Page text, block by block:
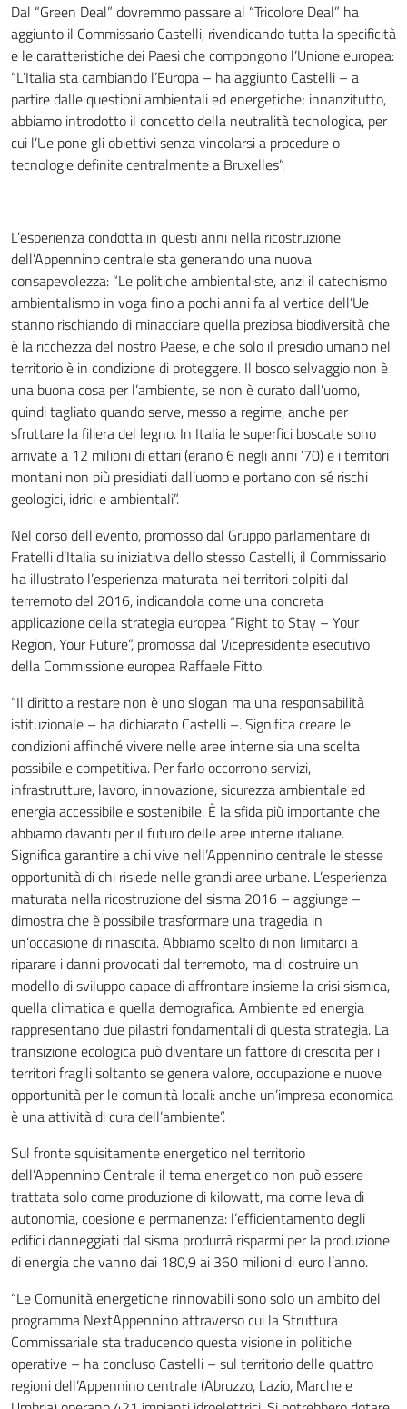
Dal “Green Deal” dovremmo passare al “Tricolore Deal” ha
aggiunto il Commissario Castelli, rivendicando tutta la specificità
e le caratteristiche dei Paesi che compongono l’Unione europea:
“L’Italia sta cambiando l’Europa – ha aggiunto Castelli – a
partire dalle questioni ambientali ed energetiche; innanzitutto,
abbiamo introdotto il concetto della neutralità tecnologica, per
cui l’Ue pone gli obiettivi senza vincolarsi a procedure o
tecnologie definite centralmente a Bruxelles”.
L’esperienza condotta in questi anni nella ricostruzione
dell’Appennino centrale sta generando una nuova
consapevolezza: “Le politiche ambientaliste, anzi il catechismo
ambientalismo in voga fino a pochi anni fa al vertice dell’Ue
stanno rischiando di minacciare quella preziosa biodiversità che
è la ricchezza del nostro Paese, e che solo il presidio umano nel
territorio è in condizione di proteggere. Il bosco selvaggio non è
una buona cosa per l’ambiente, se non è curato dall’uomo,
quindi tagliato quando serve, messo a regime, anche per
sfruttare la filiera del legno. In Italia le superfici boscate sono
arrivate a 12 milioni di ettari (erano 6 negli anni ’70) e i territori
montani non più presidiati dall’uomo e portano con sé rischi
geologici, idrici e ambientali”.
Nel corso dell’evento, promosso dal Gruppo parlamentare di
Fratelli d’Italia su iniziativa dello stesso Castelli, il Commissario
ha illustrato l’esperienza maturata nei territori colpiti dal
terremoto del 2016, indicandola come una concreta
applicazione della strategia europea “Right to Stay – Your
Region, Your Future”, promossa dal Vicepresidente esecutivo
della Commissione europea Raffaele Fitto.
“Il diritto a restare non è uno slogan ma una responsabilità
istituzionale – ha dichiarato Castelli –. Significa creare le
condizioni affinché vivere nelle aree interne sia una scelta
possibile e competitiva. Per farlo occorrono servizi,
infrastrutture, lavoro, innovazione, sicurezza ambientale ed
energia accessibile e sostenibile. È la sfida più importante che
abbiamo davanti per il futuro delle aree interne italiane.
Significa garantire a chi vive nell’Appennino centrale le stesse
opportunità di chi risiede nelle grandi aree urbane. L’esperienza
maturata nella ricostruzione del sisma 2016 – aggiunge –
dimostra che è possibile trasformare una tragedia in
un’occasione di rinascita. Abbiamo scelto di non limitarci a
riparare i danni provocati dal terremoto, ma di costruire un
modello di sviluppo capace di affrontare insieme la crisi sismica,
quella climatica e quella demografica. Ambiente ed energia
rappresentano due pilastri fondamentali di questa strategia. La
transizione ecologica può diventare un fattore di crescita per i
territori fragili soltanto se genera valore, occupazione e nuove
opportunità per le comunità locali: anche un’impresa economica
è una attività di cura dell’ambiente”.
Sul fronte squisitamente energetico nel territorio
dell’Appennino Centrale il tema energetico non può essere
trattata solo come produzione di kilowatt, ma come leva di
autonomia, coesione e permanenza: l’efficientamento degli
edifici danneggiati dal sisma produrrà risparmi per la produzione
di energia che vanno dai 180,9 ai 360 milioni di euro l’anno.
“Le Comunità energetiche rinnovabili sono solo un ambito del
programma NextAppennino attraverso cui la Struttura
Commissariale sta traducendo questa visione in politiche
operative – ha concluso Castelli – sul territorio delle quattro
regioni dell’Appennino centrale (Abruzzo, Lazio, Marche e